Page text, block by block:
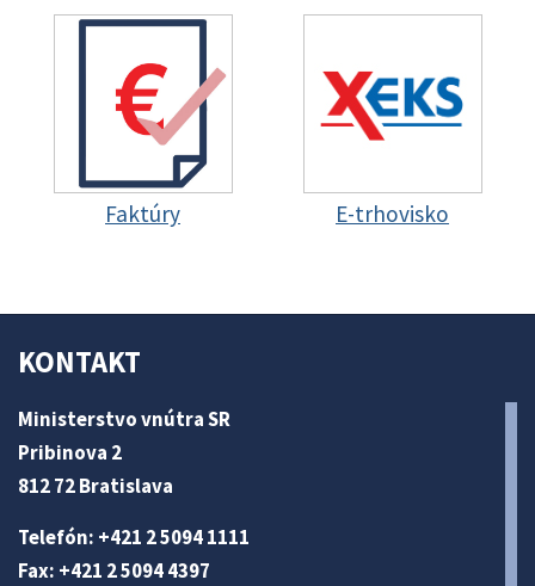
Faktúry E-trhovisko
KONTAKT
Ministerstvo vnútra SR
Pribinova 2
812 72 Bratislava
Telefón: +421 2 5094 1111
Fax: +421 2 5094 4397